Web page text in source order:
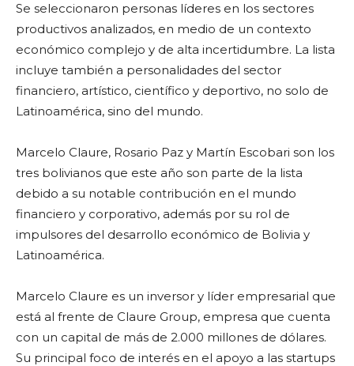
Se seleccionaron personas líderes en los sectores
productivos analizados, en medio de un contexto
económico complejo y de alta incertidumbre. La lista
incluye también a personalidades del sector
financiero, artístico, científico y deportivo, no solo de
Latinoamérica, sino del mundo.
Marcelo Claure, Rosario Paz y Martín Escobari son los
tres bolivianos que este año son parte de la lista
debido a su notable contribución en el mundo
financiero y corporativo, además por su rol de
impulsores del desarrollo económico de Bolivia y
Latinoamérica.
Marcelo Claure es un inversor y líder empresarial que
está al frente de Claure Group, empresa que cuenta
con un capital de más de 2.000 millones de dólares.
Su principal foco de interés en el apoyo a las startups